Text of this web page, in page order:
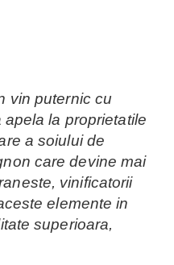
vin puternic cu
la proprietatile
a soiului de
care devine mai
vinificatorii
elemente in
superioara,